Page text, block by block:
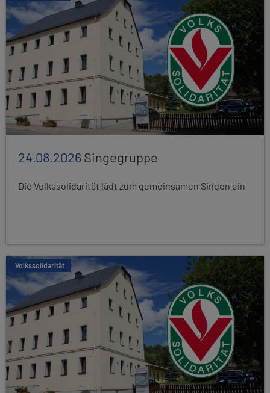
24.08.2026Singegruppe
Die Volkssolidarität lädt zum gemeinsamen Singen ein
Volkssolidarität